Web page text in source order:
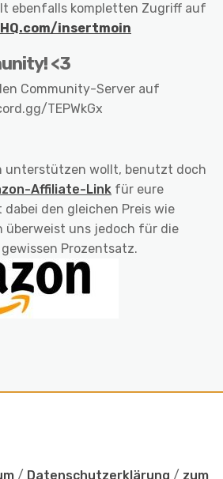
ebenfalls kompletten Zugriff auf
insertmoin
<3
Community-Server auf
TEPWkGx
unterstützen wollt, benutzt doch
Affiliate-Link für eure
den gleichen Preis wie
überweist uns jedoch für die
Prozentsatz.
/ Datenschutzerklärung / zum